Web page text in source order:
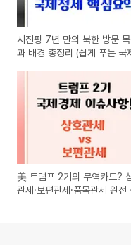
시진핑 7년 만의 북한 방문
과 배경 총정리 (쉽게 푸는 국
美 트럼프 2기의 무역카드?
관세·보편관세·품목관세 완전